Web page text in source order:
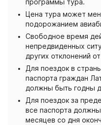
программы тура.
Цена тура может
подорожанием
Свободное время
непредвиденных
других отклонений
Для поездок в
паспорта граждан
должны быть годны
Для поездок за
все паспорта
месяцев со дня